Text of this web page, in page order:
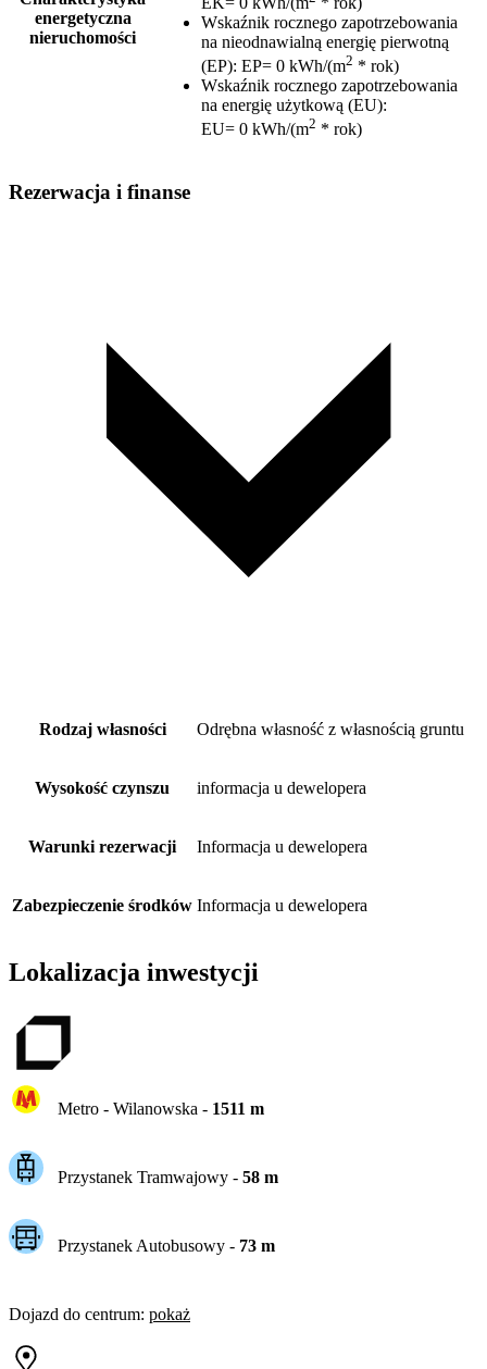
energetyczna
nieruchomości
Wskaźnik rocznego zapotrzebowania
na nieodnawialną energię pierwotną
(EP): EP= 0 kWh/(m2 * rok)
Wskaźnik rocznego zapotrzebowania
na energię użytkową (EU):
EU= 0 kWh/(m2 * rok)
Rezerwacja i finanse
Rodzaj własności Odrębna własność z własnością gruntu
Wysokość czynszu informacja u dewelopera
Warunki rezerwacji Informacja u dewelopera
Zabezpieczenie środków Informacja u dewelopera
Lokalizacja inwestycji
Metro - Wilanowska- 1511m
Przystanek Tramwajowy - 58m
Przystanek Autobusowy - 73m
Dojazd do centrum: pokaż